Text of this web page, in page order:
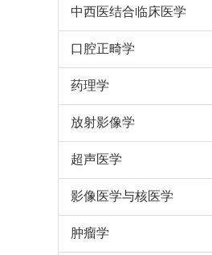
中西医结合临床医学
口腔正畸学
药理学
放射影像学
超声医学
影像医学与核医学
肿瘤学